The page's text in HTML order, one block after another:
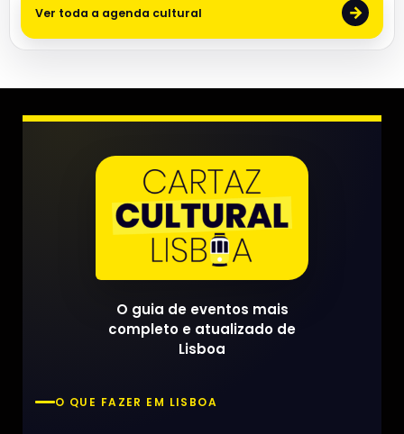
Ver toda a agenda cultural →
O guia de eventos mais
completo e atualizado de
Lisboa
O QUE FAZER EM LISBOA